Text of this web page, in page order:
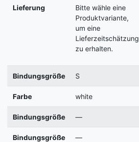
Lieferung
Bitte wähle eine
Produktvariante,
um eine
Lieferzeitschätzung
zu erhalten.
Bindungsgröße S
Farbe white
Bindungsgröße —
Bindungsgröße —